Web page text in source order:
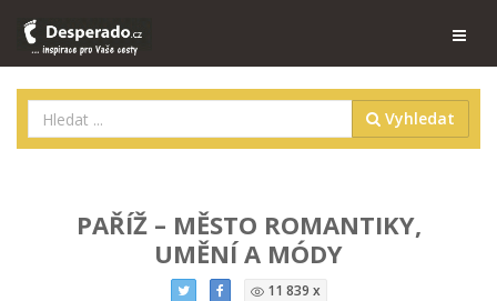
Vyhledat
PAŘÍŽ – MĚSTO ROMANTIKY,
UMĚNÍ A MÓDY
11 839 x